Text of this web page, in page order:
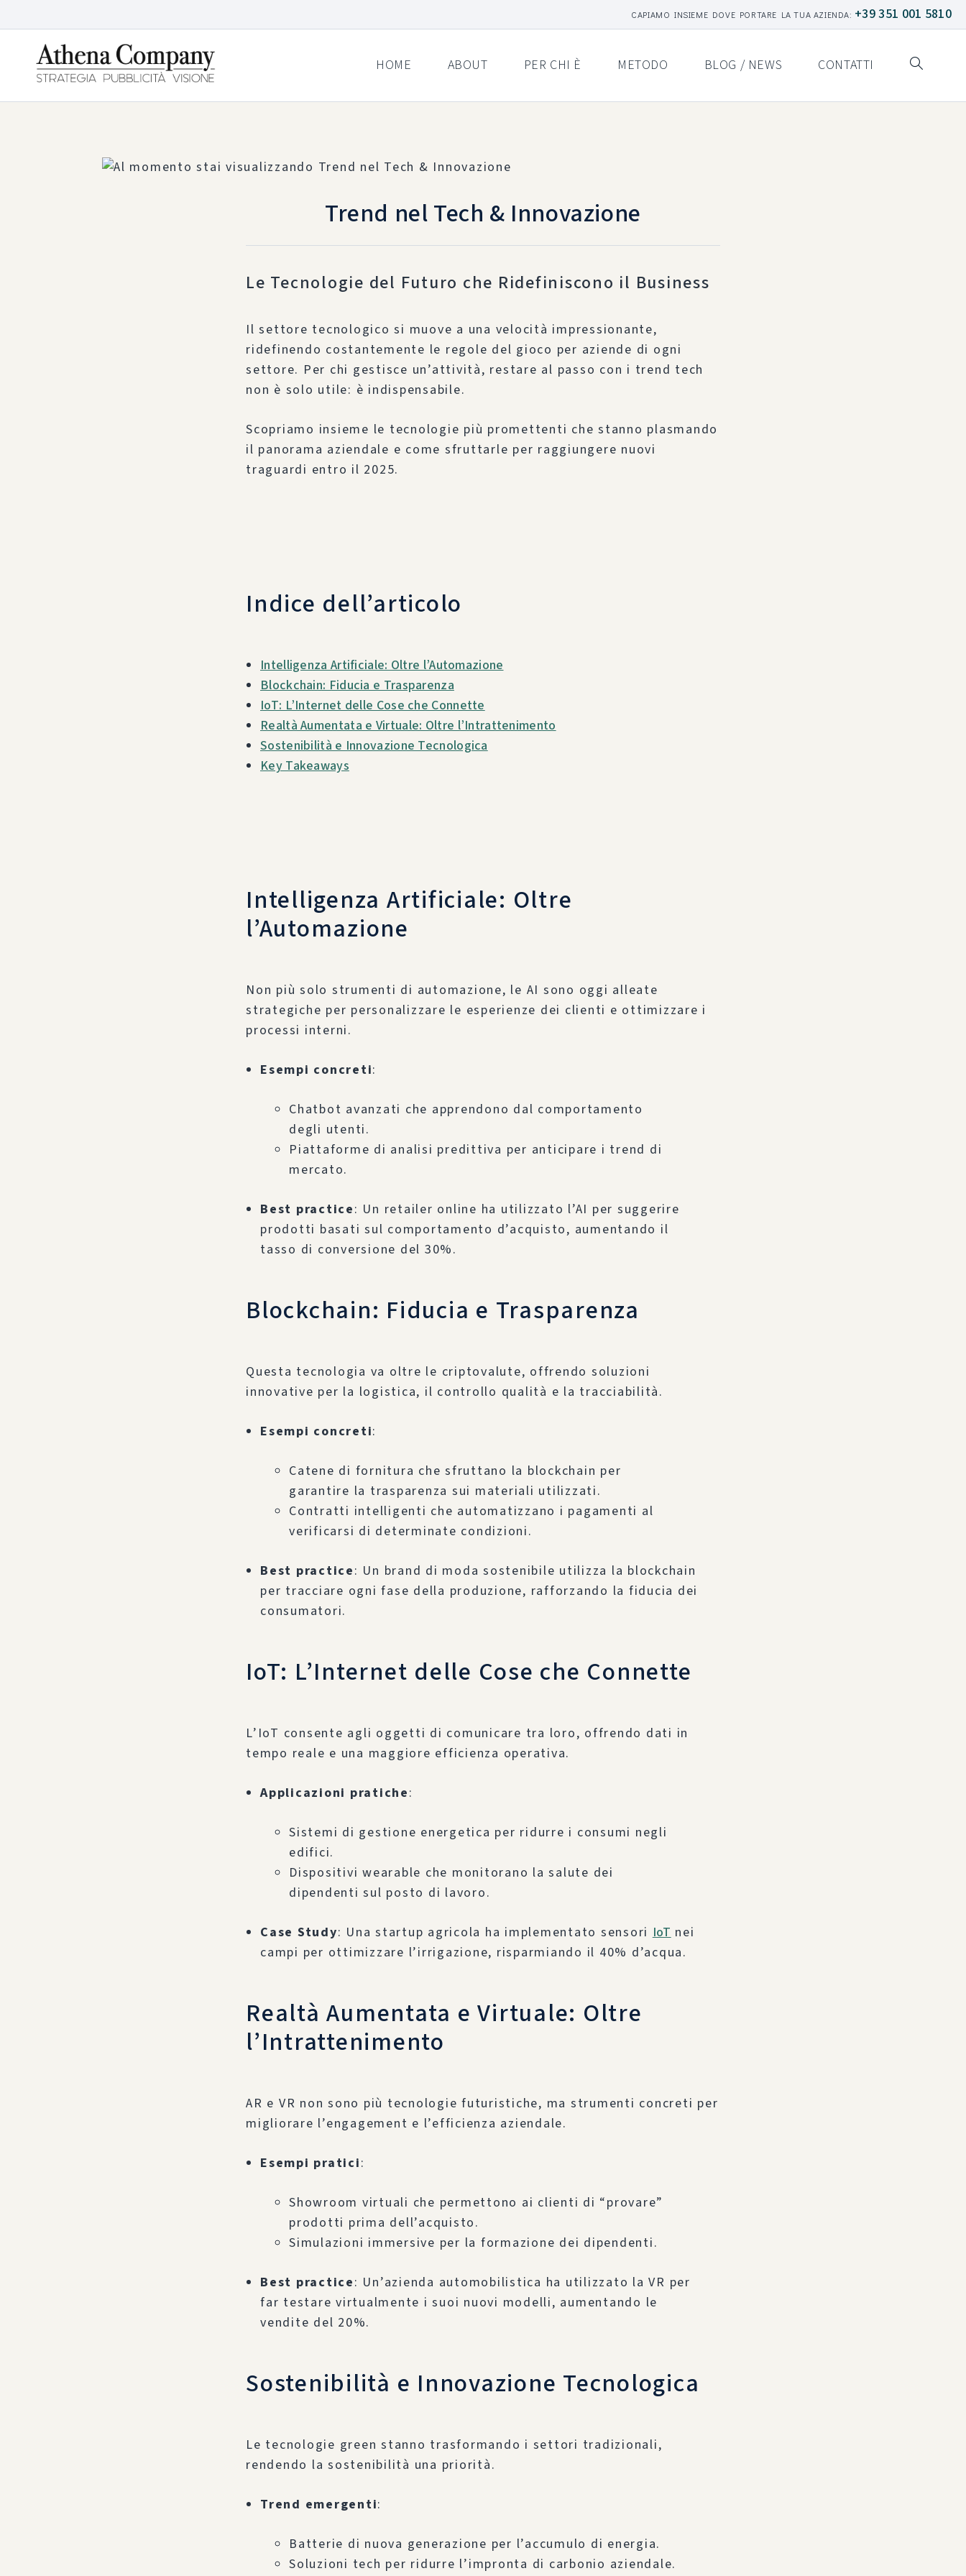
CAPIAMO INSIEME DOVE PORTARE LA TUA AZIENDA: +39 351 001 5810
HOME ABOUT PER CHI È METODO BLOG / NEWS CONTATTI
Trend nel Tech & Innovazione
Le Tecnologie del Futuro che Ridefiniscono il Business
Il settore tecnologico si muove a una velocità impressionante,
ridefinendo costantemente le regole del gioco per aziende di ogni
settore. Per chi gestisce un’attività, restare al passo con i trend tech
non è solo utile: è indispensabile.
Scopriamo insieme le tecnologie più promettenti che stanno plasmando
il panorama aziendale e come sfruttarle per raggiungere nuovi
traguardi entro il 2025.
Indice dell’articolo
Intelligenza Artificiale: Oltre l’Automazione
Blockchain: Fiducia e Trasparenza
IoT: L’Internet delle Cose che Connette
Realtà Aumentata e Virtuale: Oltre l’Intrattenimento
Sostenibilità e Innovazione Tecnologica
Key Takeaways
Intelligenza Artificiale: Oltre
l’Automazione
Non più solo strumenti di automazione, le AI sono oggi alleate
strategiche per personalizzare le esperienze dei clienti e ottimizzare i
processi interni.
Esempi concreti:
Chatbot avanzati che apprendono dal comportamento
degli utenti.
Piattaforme di analisi predittiva per anticipare i trend di
mercato.
Best practice: Un retailer online ha utilizzato l’AI per suggerire
prodotti basati sul comportamento d’acquisto, aumentando il
tasso di conversione del 30%.
Blockchain: Fiducia e Trasparenza
Questa tecnologia va oltre le criptovalute, offrendo soluzioni
innovative per la logistica, il controllo qualità e la tracciabilità.
Esempi concreti:
Catene di fornitura che sfruttano la blockchain per
garantire la trasparenza sui materiali utilizzati.
Contratti intelligenti che automatizzano i pagamenti al
verificarsi di determinate condizioni.
Best practice: Un brand di moda sostenibile utilizza la blockchain
per tracciare ogni fase della produzione, rafforzando la fiducia dei
consumatori.
IoT: L’Internet delle Cose che Connette
L’IoT consente agli oggetti di comunicare tra loro, offrendo dati in
tempo reale e una maggiore efficienza operativa.
Applicazioni pratiche:
Sistemi di gestione energetica per ridurre i consumi negli
edifici.
Dispositivi wearable che monitorano la salute dei
dipendenti sul posto di lavoro.
Case Study: Una startup agricola ha implementato sensoriIoTnei
campi per ottimizzare l’irrigazione, risparmiando il 40% d’acqua.
Realtà Aumentata e Virtuale: Oltre
l’Intrattenimento
AR e VR non sono più tecnologie futuristiche, ma strumenti concreti per
migliorare l’engagement e l’efficienza aziendale.
Esempi pratici:
Showroom virtuali che permettono ai clienti di “provare”
prodotti prima dell’acquisto.
Simulazioni immersive per la formazione dei dipendenti.
Best practice: Un’azienda automobilistica ha utilizzato la VR per
far testare virtualmente i suoi nuovi modelli, aumentando le
vendite del 20%.
Sostenibilità e Innovazione Tecnologica
Le tecnologie green stanno trasformando i settori tradizionali,
rendendo la sostenibilità una priorità.
Trend emergenti:
Batterie di nuova generazione per l’accumulo di energia.
Soluzioni tech per ridurre l’impronta di carbonio aziendale.